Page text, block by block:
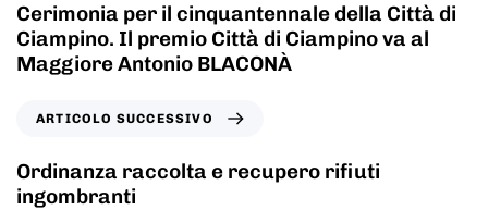
Cerimonia per il cinquantennale della Città di
Ciampino. Il premio Città di Ciampino va al
Maggiore Antonio BLACONÀ
ARTICOLO SUCCESSIVO
Ordinanza raccolta e recupero rifiuti
ingombranti